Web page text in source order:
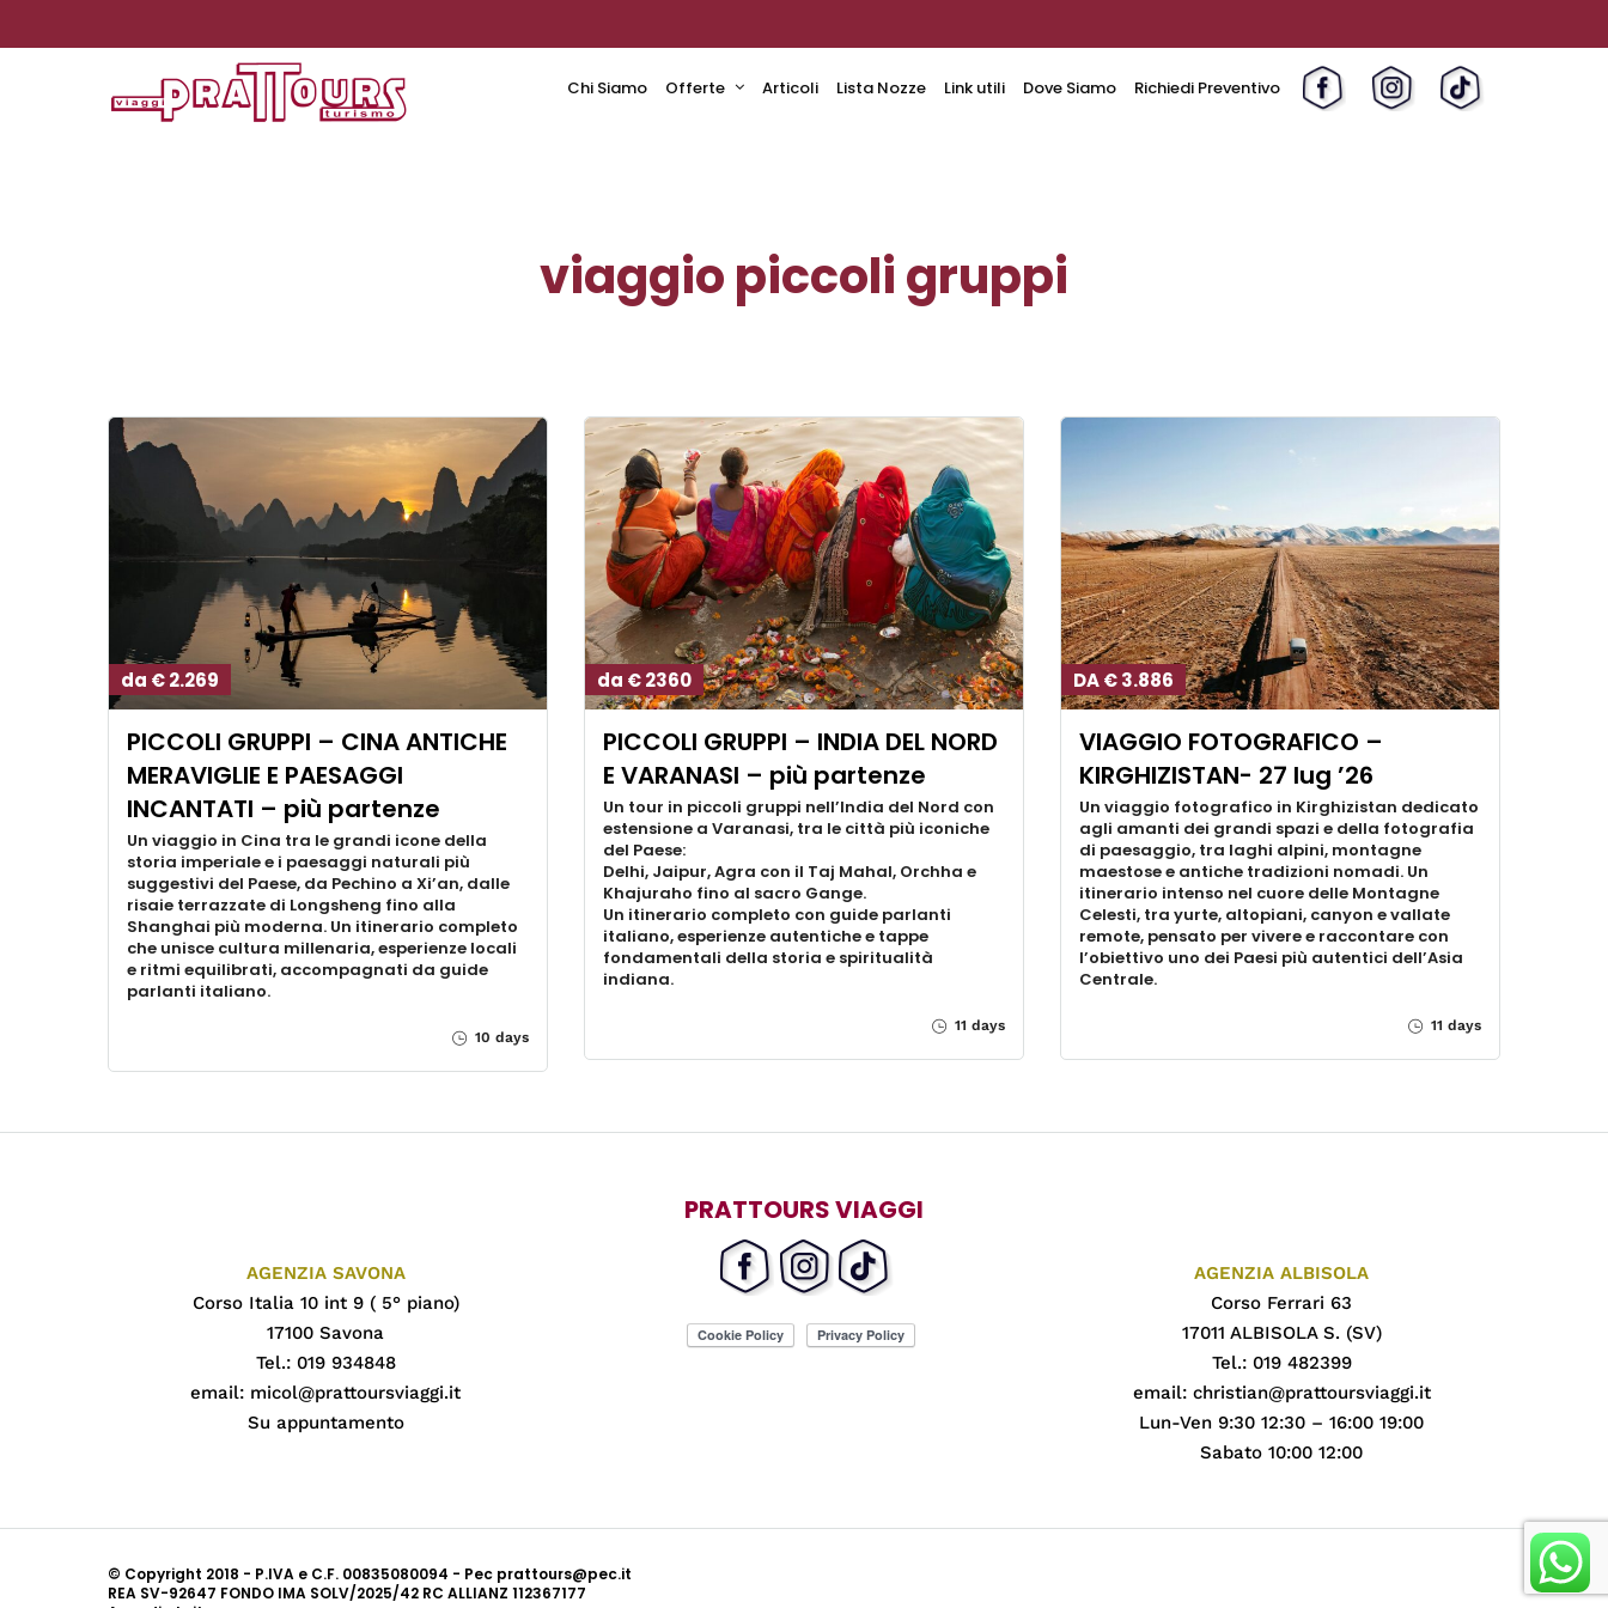
Chi Siamo Offerte Articoli Lista Nozze Link utili Dove Siamo Richiedi Preventivo
viaggio piccoli gruppi
da € 2.269
PICCOLI GRUPPI – CINA ANTICHE
MERAVIGLIE E PAESAGGI
INCANTATI – più partenze
Un viaggio in Cina tra le grandi icone della
storia imperiale e i paesaggi naturali più
suggestivi del Paese, da Pechino a Xi’an, dalle
risaie terrazzate di Longsheng fino alla
Shanghai più moderna. Un itinerario completo
che unisce cultura millenaria, esperienze locali
e ritmi equilibrati, accompagnati da guide
parlanti italiano.
10 days
da € 2360
PICCOLI GRUPPI – INDIA DEL NORD
E VARANASI – più partenze
Un tour in piccoli gruppi nell’India del Nord con
estensione a Varanasi, tra le città più iconiche
del Paese:
Delhi, Jaipur, Agra con il Taj Mahal, Orchha e
Khajuraho fino al sacro Gange.
Un itinerario completo con guide parlanti
italiano, esperienze autentiche e tappe
fondamentali della storia e spiritualità
indiana.
11 days
DA € 3.886
VIAGGIO FOTOGRAFICO –
KIRGHIZISTAN- 27 lug ’26
Un viaggio fotografico in Kirghizistan dedicato
agli amanti dei grandi spazi e della fotografia
di paesaggio, tra laghi alpini, montagne
maestose e antiche tradizioni nomadi. Un
itinerario intenso nel cuore delle Montagne
Celesti, tra yurte, altopiani, canyon e vallate
remote, pensato per vivere e raccontare con
l’obiettivo uno dei Paesi più autentici dell’Asia
Centrale.
11 days
AGENZIA SAVONA
Corso Italia 10 int 9 ( 5° piano)
17100 Savona
Tel.: 019 934848
email: micol@prattoursviaggi.it
Su appuntamento
PRATTOURS VIAGGI
AGENZIA ALBISOLA
Corso Ferrari 63
17011 ALBISOLA S. (SV)
Tel.: 019 482399
email: christian@prattoursviaggi.it
Lun-Ven 9:30 12:30 – 16:00 19:00
Sabato 10:00 12:00
© Copyright 2018 - P.IVA e C.F. 00835080094 - Pec prattours@pec.it
REA SV-92647 FONDO IMA SOLV/2025/42 RC ALLIANZ 112367177